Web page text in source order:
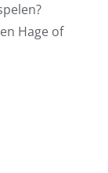
Hage of